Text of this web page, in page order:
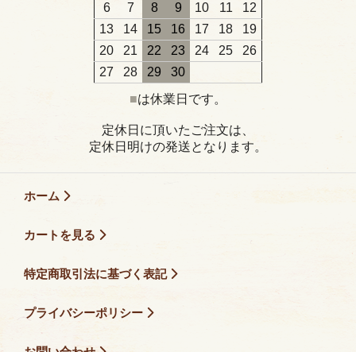
6
7 8 9 10 11
12
13
14 15 16 17 18
19
20
21 22 23 24 25
26
27
28 29
30
■は休業日です。
定休日に頂いたご注文は、
定休日明けの発送となります。
ホーム
カートを見る
特定商取引法に基づく表記
プライバシーポリシー